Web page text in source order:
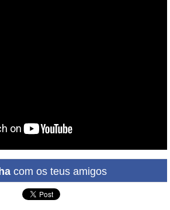
com os teus amigos